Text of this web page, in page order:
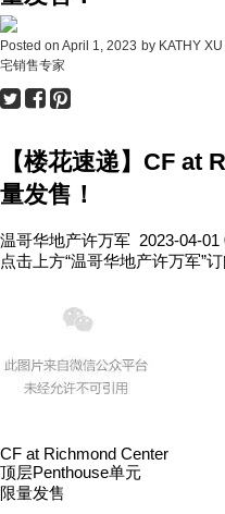
Posted on April 1, 2023 by KATHY
宅销售专家
【楼花速递】CF at
量发售！
温哥华地产许万军 2023-04-01
点击上方“温哥华地产许万军”订
CF at Richmond Center
顶层Penthouse单元
限量发售